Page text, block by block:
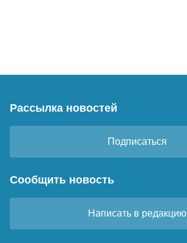
Рассылка новостей
Подписаться
Сообщить новость
Написать в редакцию